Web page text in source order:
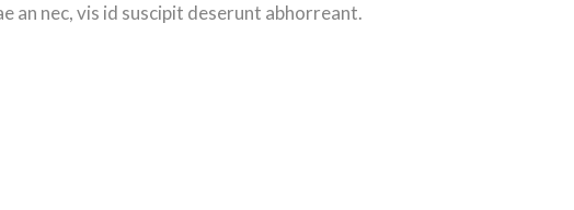
an nec, vis id suscipit deserunt abhorreant.